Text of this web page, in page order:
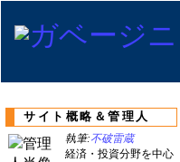
サイト概略＆管理人
執筆:不破雷蔵
経済・投資分野を中心